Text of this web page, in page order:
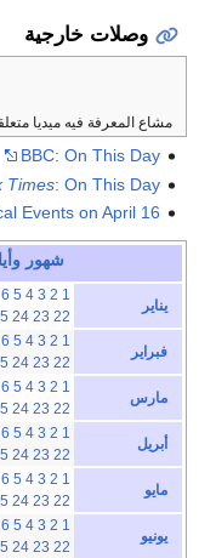
وصلات خارجية
مشاع المعرفة فيه ميديا
BBC: On This Day
Times: On This Day
Events on April 16
شهور
يناير
1
2
3
4
5
6
22
23
24
فبراير
1
2
3
4
5
6
22
23
24
مارس
1
2
3
4
5
6
22
23
24
أبريل
1
2
3
4
5
6
22
23
24
مايو
1
2
3
4
5
6
22
23
24
يونيو
1
2
3
4
5
6
22
23
24